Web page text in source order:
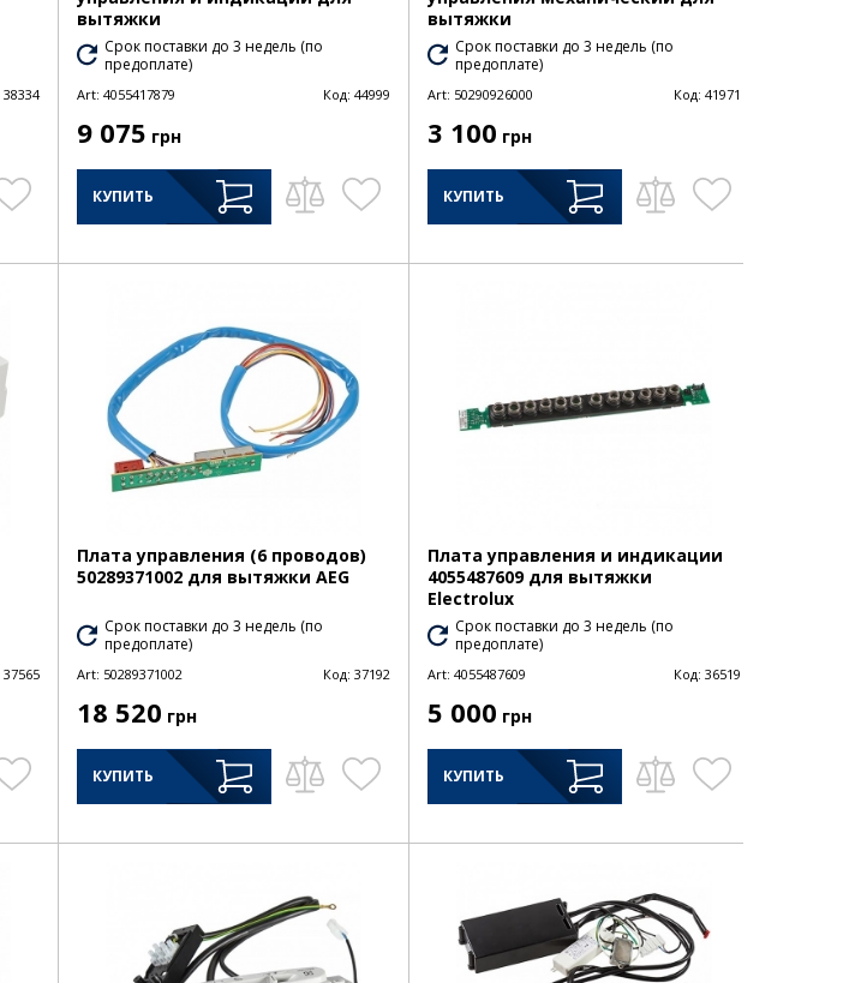
38334
вытяжки
Срок поставки до 3 недель (по
предоплате)
Art: 4055417879 Код: 44999
9 075 грн
КУПИТЬ
вытяжки
Срок поставки до 3 недель (по
предоплате)
Art: 50290926000 Код: 41971
3 100 грн
КУПИТЬ
37565
Плата управления (6 проводов)
50289371002 для вытяжки AEG
Срок поставки до 3 недель (по
предоплате)
Art: 50289371002 Код: 37192
18 520 грн
КУПИТЬ
Плата управления и индикации
4055487609 для вытяжки
Electrolux
Срок поставки до 3 недель (по
предоплате)
Art: 4055487609 Код: 36519
5 000 грн
КУПИТЬ